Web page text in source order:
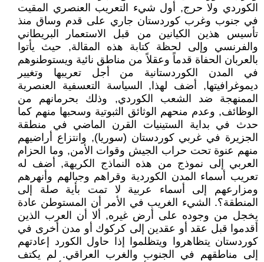
الكوردي ولا حرج, أول شيء التعريب العنصري المقيت
في جنوب وغرب كوردستان جاري على قدم وساق منذ
تأسيس هذين الكيانين من قبل الاستعمار البريطاني
والفرنسي وإلى لحظة كتابة هذه المقالة, حيث يأتوا
بالعربان الحفاة قدماً وعقلاً من مناطق نائية ويستوطنوهم
في المدن الكوردستانية من أجل تعريبها وتغيير
ديموغرافيتها, أضف لهذا, السياسة التعسفية العنصرية
الممنهجة ضد الشعب الكوردي, وذلك بحرمانهم من
الوظائف, وعدم منحهم الوثائق الثبوتية وسحبها منهم كما
حدث في بداية الستينيات القرن الماضي في منطقة
الجزيرة في غربي كوردستان (سوريا), وانتزاع أراضيهم
منهم عنوة تحت حراب الجيش وقوات الأمن, وما الحزام
العربي إلى نموذج من هذه النماذج الكريهة, أضف له
تعريب أسماء المدن الكوردية وقراهم وجبالهم وأنهرهم
ومزارعهم إلى أسماء عربية لا تمت بأية صلة إلى
المنطقة؟. الشيء الغريب في الأمر أن المستوطن عادة
يخجل من وجوده على أرض غيره, ألا أن العرب الذين
أقدموا قبل عقد أو عقدين إلى كركوك أو مدن أخرى في
كوردستان يتظاهروا ويتظلموا إذا حاول الكورد إعادتهم
إلى مناطقهم في الجنوب والغرب العراقي. لم يكتف